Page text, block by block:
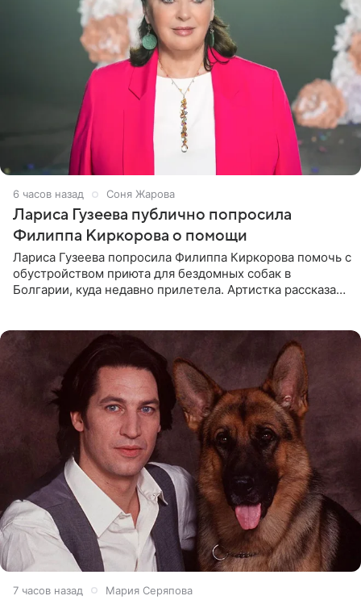
6 часов назад Соня Жарова
Лариса Гузеева публично попросила
Филиппа Киркорова о помощи
Лариса Гузеева попросила Филиппа Киркорова помочь с
обустройством приюта для бездомных собак в
Болгарии, куда недавно прилетела. Артистка рассказала
7 часов назад Мария Серяпова